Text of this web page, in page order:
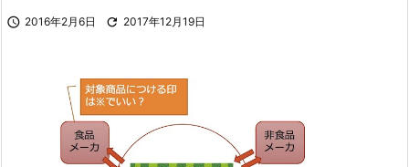
 2016年2月6日  2017年12月19日